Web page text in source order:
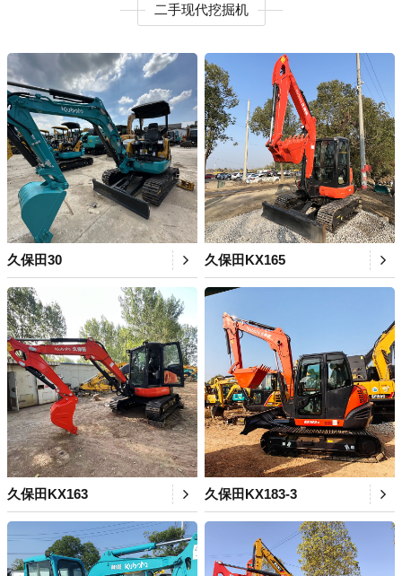
二手现代挖掘机
久保田30 久保田KX165
久保田KX163 久保田KX183-3